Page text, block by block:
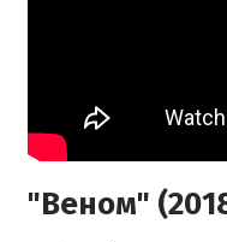
"Веном"